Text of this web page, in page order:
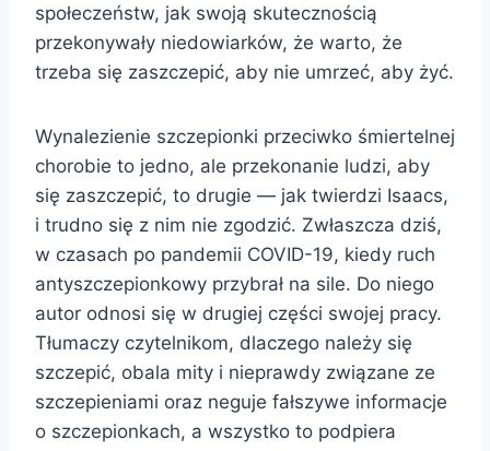
społeczeństw, jak swoją skutecznością
przekonywały niedowiarków, że warto, że
trzeba się zaszczepić, aby nie umrzeć, aby żyć.
Wynalezienie szczepionki przeciwko śmiertelnej
chorobie to jedno, ale przekonanie ludzi, aby
się zaszczepić, to drugie — jak twierdzi Isaacs,
i trudno się z nim nie zgodzić. Zwłaszcza dziś,
w czasach po pandemii COVID-19, kiedy ruch
antyszczepionkowy przybrał na sile. Do niego
autor odnosi się w drugiej części swojej pracy.
Tłumaczy czytelnikom, dlaczego należy się
szczepić, obala mity i nieprawdy związane ze
szczepieniami oraz neguje fałszywe informacje
o szczepionkach, a wszystko to podpiera